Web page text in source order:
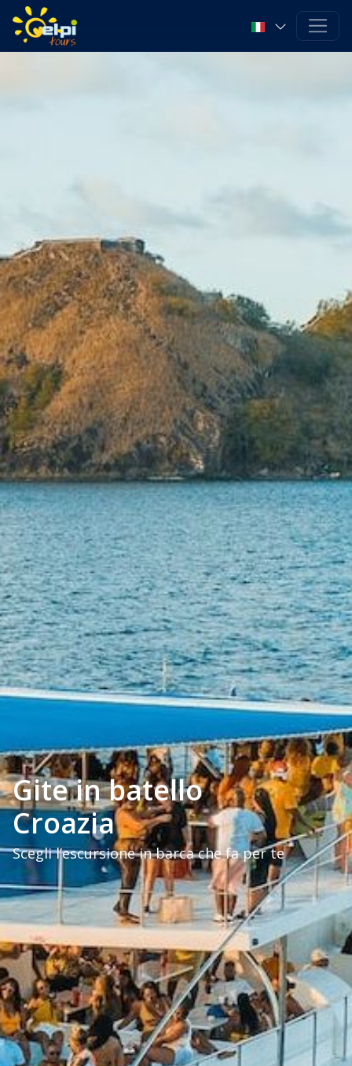
Gite in batello
Croazia
Scegli l’escursione in barca che fa per te